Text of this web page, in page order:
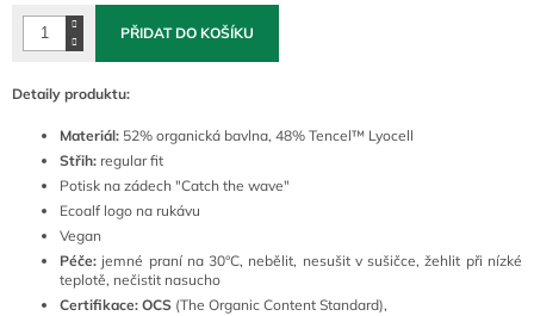
PŘIDAT DO KOŠÍKU
Detaily produktu:
Materiál: 52% organická bavlna, 48% Tencel™ Lyocell
Střih: regular fit
Potisk na zádech "Catch the wave"
Ecoalf logo na rukávu
Vegan
Péče: jemné praní na 30°C, nebělit, nesušit v sušičce, žehlit při nízké
teplotě, nečistit nasucho
Certifikace: OCS (The Organic Content Standard),